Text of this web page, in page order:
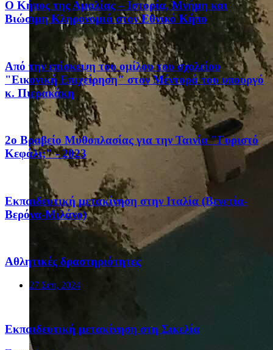
Ο Κήπος της Αμαλίας – Ιστορία, Μνήμη και
Βιώσιμη Κληρονομιά στον Εθνικό Κήπο
Από την επίσκεψη του ομίλου του σχολείου
"Εικονική Επιχείρηση" στον Μέντορά του υπουργό
κ. Πιερακάκη
2ο Βραβείο Μυθοπλασίας για την Ταινία "Γυριστό
Κεφάλι;" - 2023
Eκπαιδευτική μετακίνηση στην Ιταλία (Βενετία-
Βερόνα-Μιλάνο)
Αθλητικές δραστηριότητες
27 Σεπ, 2024
Eκπαιδευτική μετακίνηση στη Σικελία